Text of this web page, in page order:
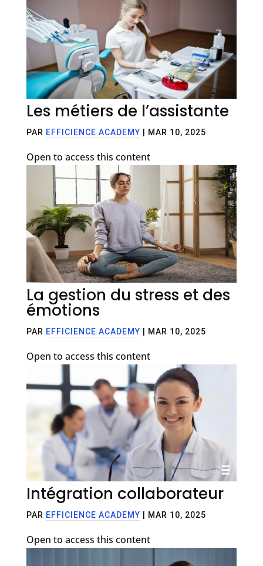
Les métiers de l’assistante
PAR EFFICIENCE ACADEMY MAR 10, 2025
Open to access this content
La gestion du stress et des
émotions
PAR EFFICIENCE ACADEMY MAR 10, 2025
Open to access this content
Intégration collaborateur
PAR EFFICIENCE ACADEMY MAR 10, 2025
Open to access this content